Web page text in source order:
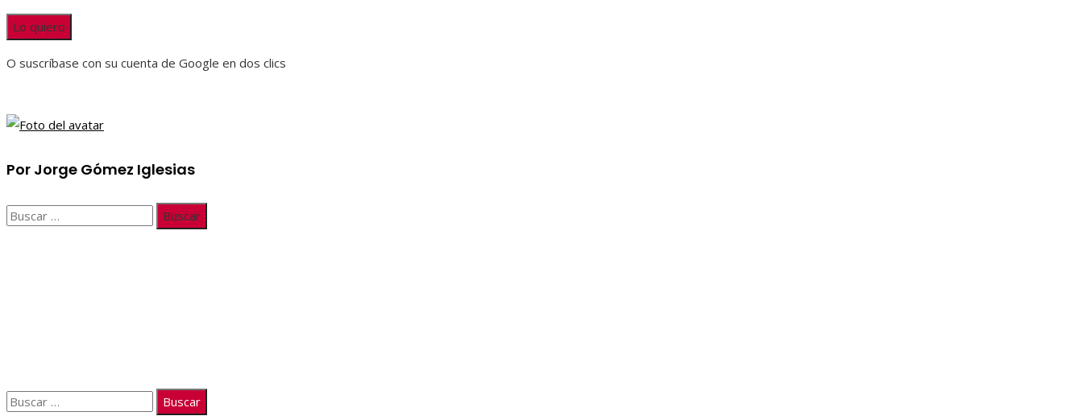
Lo quiero
O suscríbase con su cuenta de Google en dos clics
Por Jorge Gómez Iglesias
Buscar:
Buscar: